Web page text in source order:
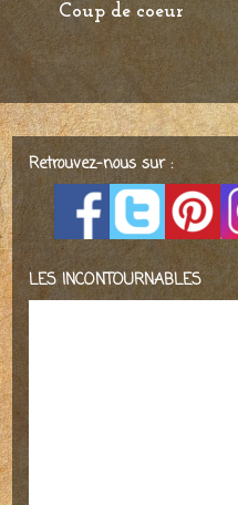
Coup de coeur
Retrouvez-nous sur :
LES INCONTOURNABLES